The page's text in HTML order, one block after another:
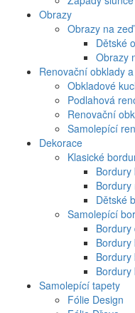
Obrazy
Obrazy na zeď
Dětské
Obrazy
Renovační obklady
Obkladové
Podlahová
Renovační
Samolepící
Dekorace
Klasické
Bordury
Dětské
Samolepící
Bordury
Bordury
Bordury
Bordury
Samolepící tapety
Fólie Design